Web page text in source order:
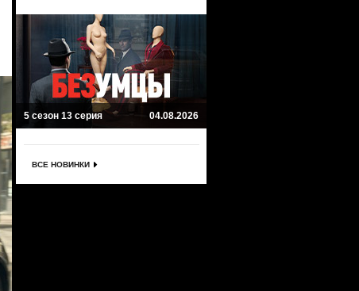
5 сезон 13 серия 04.08.2026
ВСЕ НОВИНКИ